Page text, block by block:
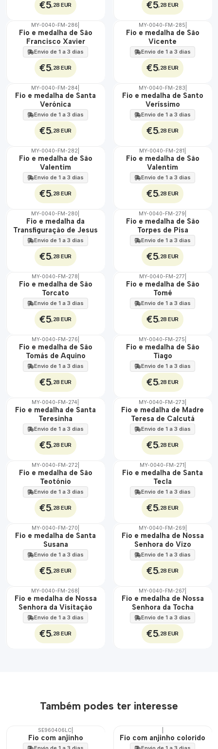
€5 ,28 EUR €5 ,28 EUR
ÁGUA
MY-0040-FM-286
Fio e medalha de São
Francisco Xavier
Envio de 1 a 3 dias
€5 ,28 EUR
ÁGUA
MY-0040-FM-285
Fio e medalha de São
Vicente
Envio de 1 a 3 dias
€5 ,28 EUR
ÁGUA
MY-0040-FM-284
Fio e medalha de Santa
Verónica
Envio de 1 a 3 dias
€5 ,28 EUR
ÁGUA
MY-0040-FM-283
Fio e medalha de Santo
Veríssimo
Envio de 1 a 3 dias
€5 ,28 EUR
ÁGUA
MY-0040-FM-282
Fio e medalha de São
Valentim
Envio de 1 a 3 dias
€5 ,28 EUR
ÁGUA
MY-0040-FM-281
Fio e medalha de São
Valentim
Envio de 1 a 3 dias
€5 ,28 EUR
ÁGUA
MY-0040-FM-280
Fio e medalha da
Transfiguração de Jesus
Envio de 1 a 3 dias
€5 ,28 EUR
ÁGUA
MY-0040-FM-279
Fio e medalha de São
Torpes de Pisa
Envio de 1 a 3 dias
€5 ,28 EUR
ÁGUA
MY-0040-FM-278
Fio e medalha de São
Torcato
Envio de 1 a 3 dias
€5 ,28 EUR
ÁGUA
MY-0040-FM-277
Fio e medalha de São
Tomé
Envio de 1 a 3 dias
€5 ,28 EUR
ÁGUA
MY-0040-FM-276
Fio e medalha de São
Tomás de Aquino
Envio de 1 a 3 dias
€5 ,28 EUR
ÁGUA
MY-0040-FM-275
Fio e medalha de São
Tiago
Envio de 1 a 3 dias
€5 ,28 EUR
ÁGUA
MY-0040-FM-274
Fio e medalha de Santa
Teresinha
Envio de 1 a 3 dias
€5 ,28 EUR
ÁGUA
MY-0040-FM-273
Fio e medalha de Madre
Teresa de Calcutá
Envio de 1 a 3 dias
€5 ,28 EUR
ÁGUA
MY-0040-FM-272
Fio e medalha de São
Teotónio
Envio de 1 a 3 dias
€5 ,28 EUR
ÁGUA
MY-0040-FM-271
Fio e medalha de Santa
Tecla
Envio de 1 a 3 dias
€5 ,28 EUR
ÁGUA
MY-0040-FM-270
Fio e medalha de Santa
Susana
Envio de 1 a 3 dias
€5 ,28 EUR
ÁGUA
MY-0040-FM-269
Fio e medalha de Nossa
Senhora do Vizo
Envio de 1 a 3 dias
€5 ,28 EUR
ÁGUA
MY-0040-FM-268
Fio e medalha de Nossa
Senhora da Visitação
Envio de 1 a 3 dias
€5 ,28 EUR
ÁGUA
MY-0040-FM-267
Fio e medalha de Nossa
Senhora da Tocha
Envio de 1 a 3 dias
€5 ,28 EUR
Também podes ter interesse
SE960406LC|
Fio com anjinho Fio com anjinho colorido